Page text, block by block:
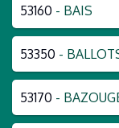
53160 - BAIS
53350 -
53170 -